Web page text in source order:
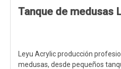
Tanque de medusas
Leyu Acrylic producción
medusas, desde pequeños